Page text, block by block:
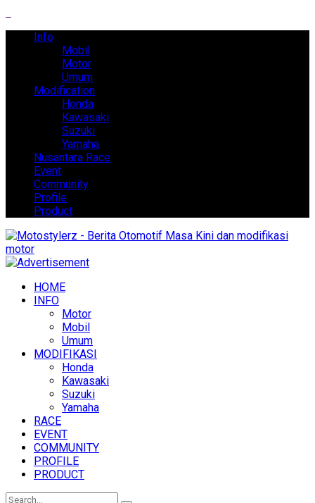
Info
Mobil
Motor
Umum
Modification
Honda
Kawasaki
Suzuki
Yamaha
Nusantara Race
Event
Community
Profile
Product
HOME
INFO
Motor
Mobil
Umum
MODIFIKASI
Honda
Kawasaki
Suzuki
Yamaha
RACE
EVENT
COMMUNITY
PROFILE
PRODUCT